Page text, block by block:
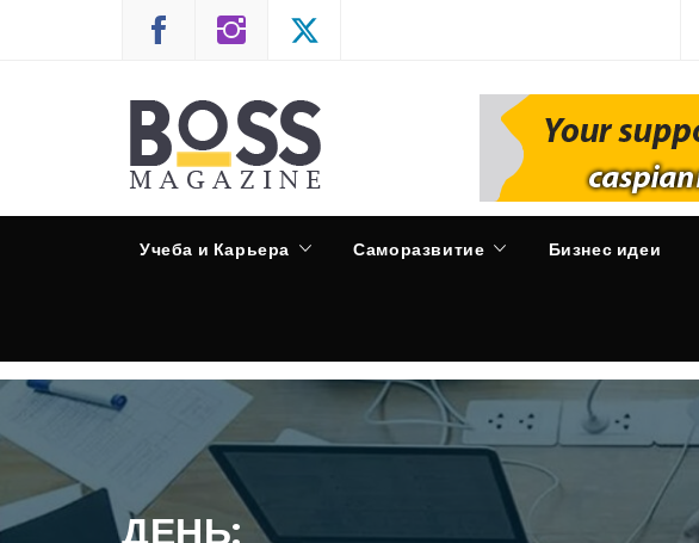
CASPIAN RADIO
Учеба и Карьера Саморазвитие Бизнес идеи
ДЕНЬ: